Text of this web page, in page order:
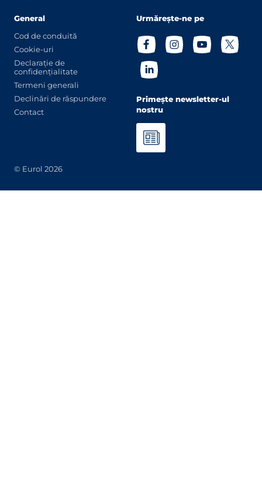
General
Cod de conduită
Cookie-uri
Declarație de
confidențialitate
Termeni generali
Declinări de răspundere
Contact
Urmărește-ne pe
Primește newsletter-ul
nostru
© Eurol 2026